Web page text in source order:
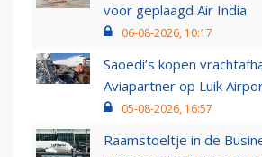
voor geplaagd Air India
06-08-2026, 10:17
Saoedi’s kopen
Aviapartner op Luik
05-08-2026, 16:57
Raamstoeltje in de